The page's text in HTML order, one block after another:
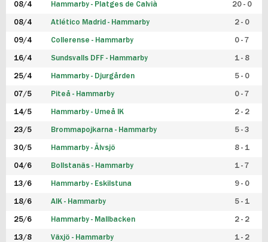
08/4 Hammarby - Platges de Calvià 20 - 0
08/4 Atlético Madrid - Hammarby 2 - 0
09/4 Collerense - Hammarby 0 - 7
16/4 Sundsvalls DFF - Hammarby 1 - 8
25/4 Hammarby - Djurgården 5 - 0
07/5 Piteå - Hammarby 0 - 7
14/5 Hammarby - Umeå IK 2 - 2
23/5 Brommapojkarna - Hammarby 5 - 3
30/5 Hammarby - Älvsjö 8 - 1
04/6 Bollstanäs - Hammarby 1 - 7
13/6 Hammarby - Eskilstuna 9 - 0
18/6 AIK - Hammarby 5 - 1
25/6 Hammarby - Mallbacken 2 - 2
13/8 Växjö - Hammarby 1 - 2